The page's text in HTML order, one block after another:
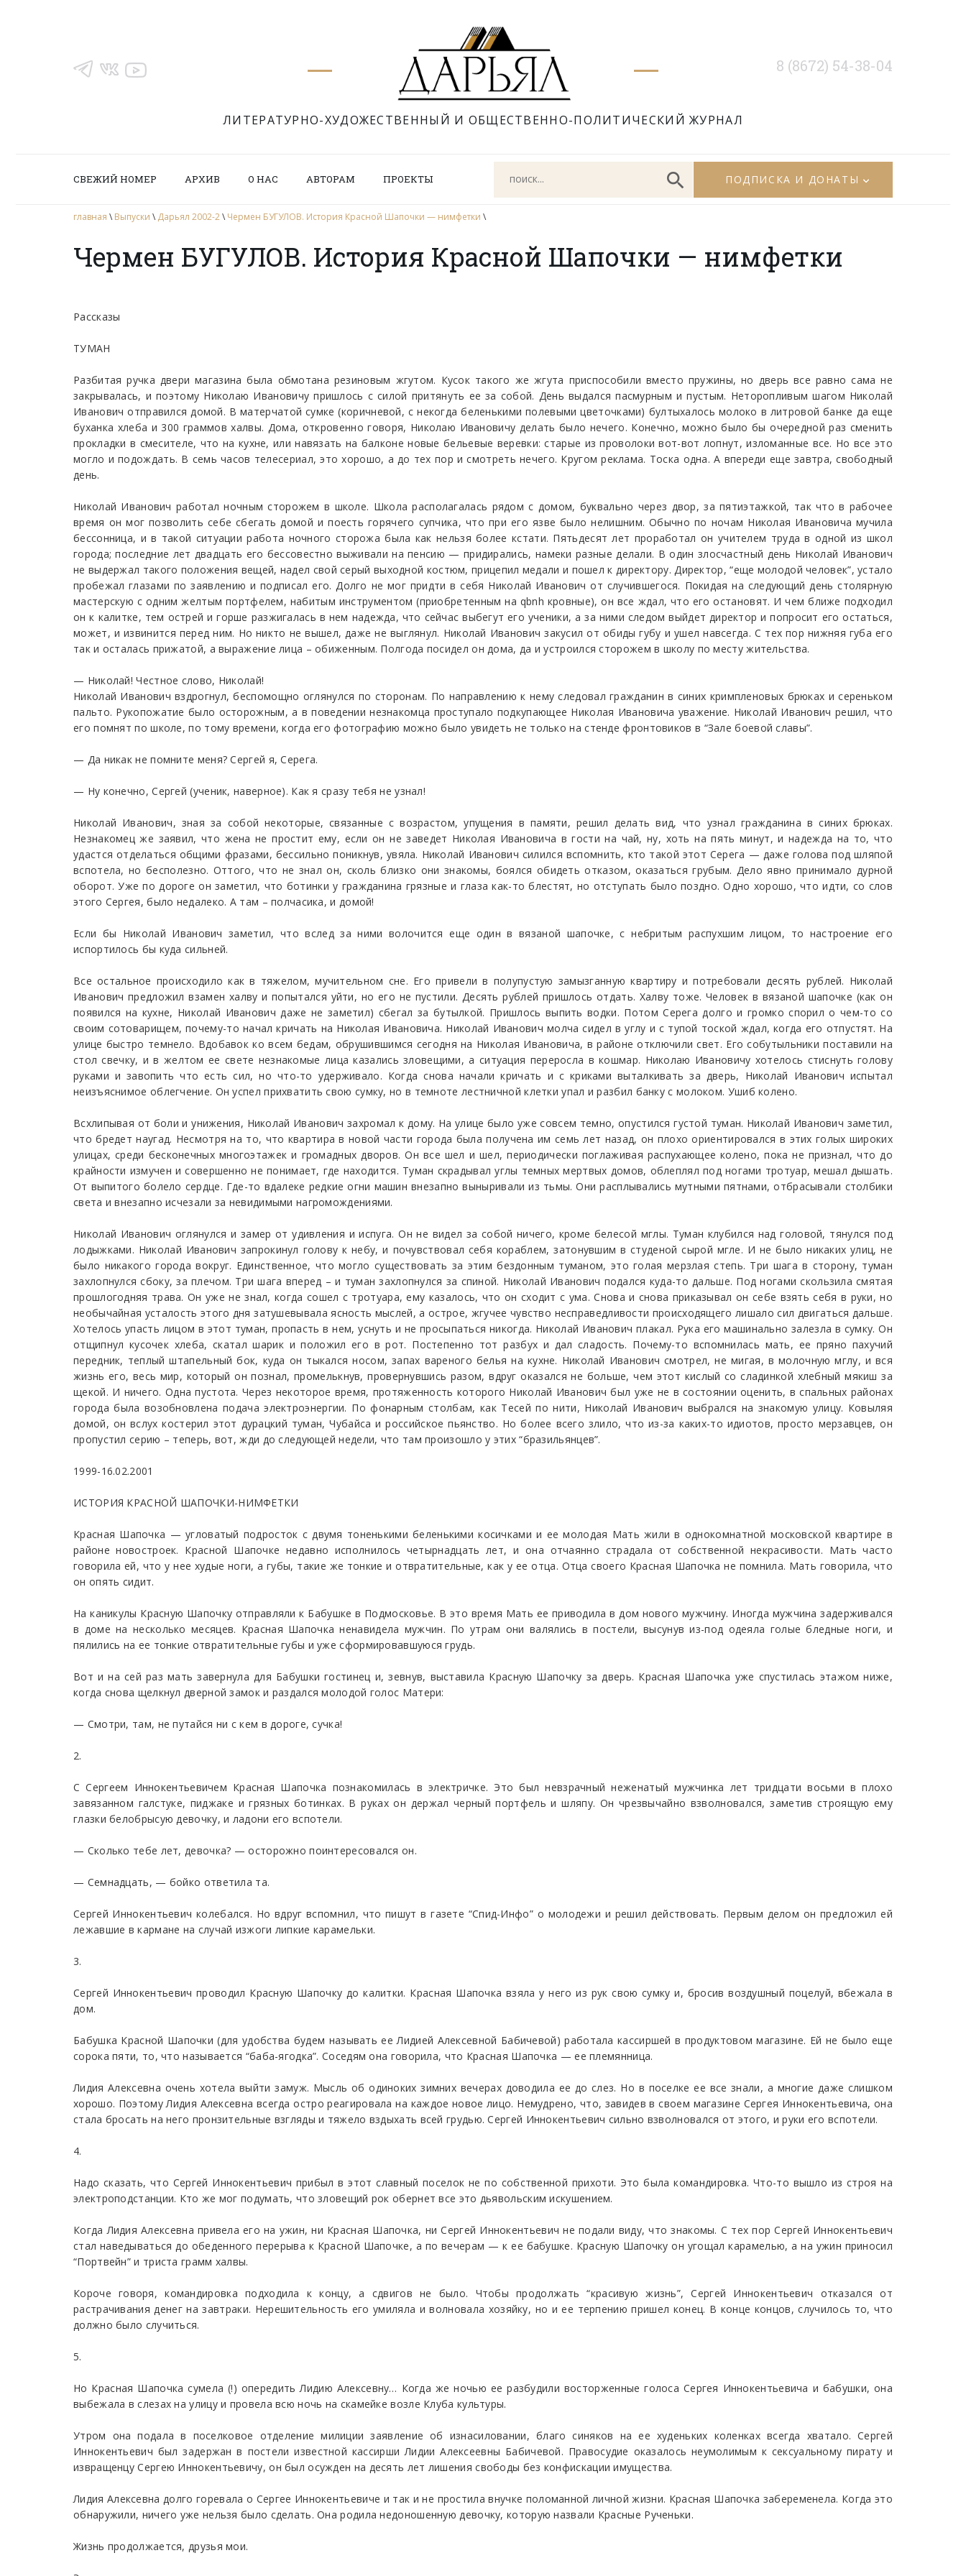
ЛИТЕРАТУРНО-ХУДОЖЕСТВЕННЫЙ И ОБЩЕСТВЕННО-ПОЛИТИЧЕСКИЙ ЖУРНАЛ
8 (8672) 54-38-04
СВЕЖИЙ НОМЕР АРХИВ О НАС АВТОРАМ ПРОЕКТЫ ПОДПИСКА И ДОНАТЫ
главная \ Выпуски \ Дарьял 2002-2\ Чермен БУГУЛОВ. История Красной Шапочки — нимфетки \
Чермен БУГУЛОВ. История Красной Шапочки — нимфетки
Рассказы
ТУМАН
Разбитая ручка двери магазина была обмотана резиновым жгутом. Кусок такого же жгута приспособили вместо пружины, но дверь все равно сама не
закрывалась, и поэтому Николаю Ивановичу пришлось с силой притянуть ее за собой. День выдался пасмурным и пустым. Неторопливым шагом Николай
Иванович отправился домой. В матерчатой сумке (коричневой, с некогда беленькими полевыми цветочками) бултыхалось молоко в литровой банке да еще
буханка хлеба и 300 граммов халвы. Дома, откровенно говоря, Николаю Ивановичу делать было нечего. Конечно, можно было бы очередной раз сменить
прокладки в смесителе, что на кухне, или навязать на балконе новые бельевые веревки: старые из проволоки вот-вот лопнут, изломанные все. Но все это
могло и подождать. В семь часов телесериал, это хорошо, а до тех пор и смотреть нечего. Кругом реклама. Тоска одна. А впереди еще завтра, свободный
день.
Николай Иванович работал ночным сторожем в школе. Школа располагалась рядом с домом, буквально через двор, за пятиэтажкой, так что в рабочее
время он мог позволить себе сбегать домой и поесть горячего супчика, что при его язве было нелишним. Обычно по ночам Николая Ивановича мучила
бессонница, и в такой ситуации работа ночного сторожа была как нельзя более кстати. Пятьдесят лет проработал он учителем труда в одной из школ
города; последние лет двадцать его бессовестно выживали на пенсию — придирались, намеки разные делали. В один злосчастный день Николай Иванович
не выдержал такого положения вещей, надел свой серый выходной костюм, прицепил медали и пошел к директору. Директор, “еще молодой человек”, устало
пробежал глазами по заявлению и подписал его. Долго не мог придти в себя Николай Иванович от случившегося. Покидая на следующий день столярную
мастерскую с одним желтым портфелем, набитым инструментом (приобретенным на qbnh кровные), он все ждал, что его остановят. И чем ближе подходил
он к калитке, тем острей и горше разжигалась в нем надежда, что сейчас выбегут его ученики, а за ними следом выйдет директор и попросит его остаться,
может, и извинится перед ним. Но никто не вышел, даже не выглянул. Николай Иванович закусил от обиды губу и ушел навсегда. С тех пор нижняя губа его
так и осталась прижатой, а выражение лица – обиженным. Полгода посидел он дома, да и устроился сторожем в школу по месту жительства.
— Николай! Честное слово, Николай!
Николай Иванович вздрогнул, беспомощно оглянулся по сторонам. По направлению к нему следовал гражданин в синих кримпленовых брюках и сереньком
пальто. Рукопожатие было осторожным, а в поведении незнакомца проступало подкупающее Николая Ивановича уважение. Николай Иванович решил, что
его помнят по школе, по тому времени, когда его фотографию можно было увидеть не только на стенде фронтовиков в “Зале боевой славы”.
— Да никак не помните меня? Сергей я, Серега.
— Ну конечно, Сергей (ученик, наверное). Как я сразу тебя не узнал!
Николай Иванович, зная за собой некоторые, связанные с возрастом, упущения в памяти, решил делать вид, что узнал гражданина в синих брюках.
Незнакомец же заявил, что жена не простит ему, если он не заведет Николая Ивановича в гости на чай, ну, хоть на пять минут, и надежда на то, что
удастся отделаться общими фразами, бессильно поникнув, увяла. Николай Иванович силился вспомнить, кто такой этот Серега — даже голова под шляпой
вспотела, но бесполезно. Оттого, что не знал он, сколь близко они знакомы, боялся обидеть отказом, оказаться грубым. Дело явно принимало дурной
оборот. Уже по дороге он заметил, что ботинки у гражданина грязные и глаза как-то блестят, но отступать было поздно. Одно хорошо, что идти, со слов
этого Сергея, было недалеко. А там – полчасика, и домой!
Если бы Николай Иванович заметил, что вслед за ними волочится еще один в вязаной шапочке, с небритым распухшим лицом, то настроение его
испортилось бы куда сильней.
Все остальное происходило как в тяжелом, мучительном сне. Его привели в полупустую замызганную квартиру и потребовали десять рублей. Николай
Иванович предложил взамен халву и попытался уйти, но его не пустили. Десять рублей пришлось отдать. Халву тоже. Человек в вязаной шапочке (как он
появился на кухне, Николай Иванович даже не заметил) сбегал за бутылкой. Пришлось выпить водки. Потом Серега долго и громко спорил о чем-то со
своим сотоварищем, почему-то начал кричать на Николая Ивановича. Николай Иванович молча сидел в углу и с тупой тоской ждал, когда его отпустят. На
улице быстро темнело. Вдобавок ко всем бедам, обрушившимся сегодня на Николая Ивановича, в районе отключили свет. Его собутыльники поставили на
стол свечку, и в желтом ее свете незнакомые лица казались зловещими, а ситуация переросла в кошмар. Николаю Ивановичу хотелось стиснуть голову
руками и завопить что есть сил, но что-то удерживало. Когда снова начали кричать и с криками выталкивать за дверь, Николай Иванович испытал
неизъяснимое облегчение. Он успел прихватить свою сумку, но в темноте лестничной клетки упал и разбил банку с молоком. Ушиб колено.
Всхлипывая от боли и унижения, Николай Иванович захромал к дому. На улице было уже совсем темно, опустился густой туман. Николай Иванович заметил,
что бредет наугад. Несмотря на то, что квартира в новой части города была получена им семь лет назад, он плохо ориентировался в этих голых широких
улицах, среди бесконечных многоэтажек и громадных дворов. Он все шел и шел, периодически поглаживая распухающее колено, пока не признал, что до
крайности измучен и совершенно не понимает, где находится. Туман скрадывал углы темных мертвых домов, облеплял под ногами тротуар, мешал дышать.
От выпитого болело сердце. Где-то вдалеке редкие огни машин внезапно выныривали из тьмы. Они расплывались мутными пятнами, отбрасывали столбики
света и внезапно исчезали за невидимыми нагромождениями.
Николай Иванович оглянулся и замер от удивления и испуга. Он не видел за собой ничего, кроме белесой мглы. Туман клубился над головой, тянулся под
лодыжками. Николай Иванович запрокинул голову к небу, и почувствовал себя кораблем, затонувшим в студеной сырой мгле. И не было никаких улиц, не
было никакого города вокруг. Единственное, что могло существовать за этим бездонным туманом, это голая мерзлая степь. Три шага в сторону, туман
захлопнулся сбоку, за плечом. Три шага вперед – и туман захлопнулся за спиной. Николай Иванович подался куда-то дальше. Под ногами скользила смятая
прошлогодняя трава. Он уже не знал, когда сошел с тротуара, ему казалось, что он сходит с ума. Снова и снова приказывал он себе взять себя в руки, но
необычайная усталость этого дня затушевывала ясность мыслей, а острое, жгучее чувство несправедливости происходящего лишало сил двигаться дальше.
Хотелось упасть лицом в этот туман, пропасть в нем, уснуть и не просыпаться никогда. Николай Иванович плакал. Рука его машинально залезла в сумку. Он
отщипнул кусочек хлеба, скатал шарик и положил его в рот. Постепенно тот разбух и дал сладость. Почему-то вспомнилась мать, ее пряно пахучий
передник, теплый штапельный бок, куда он тыкался носом, запах вареного белья на кухне. Николай Иванович смотрел, не мигая, в молочную мглу, и вся
жизнь его, весь мир, который он познал, промелькнув, провернувшись разом, вдруг оказался не больше, чем этот кислый со сладинкой хлебный мякиш за
щекой. И ничего. Одна пустота. Через некоторое время, протяженность которого Николай Иванович был уже не в состоянии оценить, в спальных районах
города была возобновлена подача электроэнергии. По фонарным столбам, как Тесей по нити, Николай Иванович выбрался на знакомую улицу. Ковыляя
домой, он вслух костерил этот дурацкий туман, Чубайса и российское пьянство. Но более всего злило, что из-за каких-то идиотов, просто мерзавцев, он
пропустил серию – теперь, вот, жди до следующей недели, что там произошло у этих “бразильянцев”.
1999-16.02.2001
ИСТОРИЯ КРАСНОЙ ШАПОЧКИ-НИМФЕТКИ
Красная Шапочка — угловатый подросток с двумя тоненькими беленькими косичками и ее молодая Мать жили в однокомнатной московской квартире в
районе новостроек. Красной Шапочке недавно исполнилось четырнадцать лет, и она отчаянно страдала от собственной некрасивости. Мать часто
говорила ей, что у нее худые ноги, а губы, такие же тонкие и отвратительные, как у ее отца. Отца своего Красная Шапочка не помнила. Мать говорила, что
он опять сидит.
На каникулы Красную Шапочку отправляли к Бабушке в Подмосковье. В это время Мать ее приводила в дом нового мужчину. Иногда мужчина задерживался
в доме на несколько месяцев. Красная Шапочка ненавидела мужчин. По утрам они валялись в постели, высунув из-под одеяла голые бледные ноги, и
пялились на ее тонкие отвратительные губы и уже сформировавшуюся грудь.
Вот и на сей раз мать завернула для Бабушки гостинец и, зевнув, выставила Красную Шапочку за дверь. Красная Шапочка уже спустилась этажом ниже,
когда снова щелкнул дверной замок и раздался молодой голос Матери:
— Смотри, там, не путайся ни с кем в дороге, сучка!
2.
С Сергеем Иннокентьевичем Красная Шапочка познакомилась в электричке. Это был невзрачный неженатый мужчинка лет тридцати восьми в плохо
завязанном галстуке, пиджаке и грязных ботинках. В руках он держал черный портфель и шляпу. Он чрезвычайно взволновался, заметив строящую ему
глазки белобрысую девочку, и ладони его вспотели.
— Сколько тебе лет, девочка? — осторожно поинтересовался он.
— Семнадцать, — бойко ответила та.
Сергей Иннокентьевич колебался. Но вдруг вспомнил, что пишут в газете “Спид-Инфо” о молодежи и решил действовать. Первым делом он предложил ей
лежавшие в кармане на случай изжоги липкие карамельки.
3.
Сергей Иннокентьевич проводил Красную Шапочку до калитки. Красная Шапочка взяла у него из рук свою сумку и, бросив воздушный поцелуй, вбежала в
дом.
Бабушка Красной Шапочки (для удобства будем называть ее Лидией Алексевной Бабичевой) работала кассиршей в продуктовом магазине. Ей не было еще
сорока пяти, то, что называется “баба-ягодка”. Соседям она говорила, что Красная Шапочка — ее племянница.
Лидия Алексевна очень хотела выйти замуж. Мысль об одиноких зимних вечерах доводила ее до слез. Но в поселке ее все знали, а многие даже слишком
хорошо. Поэтому Лидия Алексевна всегда остро реагировала на каждое новое лицо. Немудрено, что, завидев в своем магазине Сергея Иннокентьевича, она
стала бросать на него пронзительные взгляды и тяжело вздыхать всей грудью. Сергей Иннокентьевич сильно взволновался от этого, и руки его вспотели.
4.
Надо сказать, что Сергей Иннокентьевич прибыл в этот славный поселок не по собственной прихоти. Это была командировка. Что-то вышло из строя на
электроподстанции. Кто же мог подумать, что зловещий рок обернет все это дьявольским искушением.
Когда Лидия Алексевна привела его на ужин, ни Красная Шапочка, ни Сергей Иннокентьевич не подали виду, что знакомы. С тех пор Сергей Иннокентьевич
стал наведываться до обеденного перерыва к Красной Шапочке, а по вечерам — к ее бабушке. Красную Шапочку он угощал карамелью, а на ужин приносил
“Портвейн” и триста грамм халвы.
Короче говоря, командировка подходила к концу, а сдвигов не было. Чтобы продолжать “красивую жизнь”, Сергей Иннокентьевич отказался от
растрачивания денег на завтраки. Нерешительность его умиляла и волновала хозяйку, но и ее терпению пришел конец. В конце концов, случилось то, что
должно было случиться.
5.
Но Красная Шапочка сумела (!) опередить Лидию Алексевну… Когда же ночью ее разбудили восторженные голоса Сергея Иннокентьевича и бабушки, она
выбежала в слезах на улицу и провела всю ночь на скамейке возле Клуба культуры.
Утром она подала в поселковое отделение милиции заявление об изнасиловании, благо синяков на ее худеньких коленках всегда хватало. Сергей
Иннокентьевич был задержан в постели известной кассирши Лидии Алексеевны Бабичевой. Правосудие оказалось неумолимым к сексуальному пирату и
извращенцу Сергею Иннокентьевичу, он был осужден на десять лет лишения свободы без конфискации имущества.
Лидия Алексевна долго горевала о Сергее Иннокентьевиче и так и не простила внучке поломанной личной жизни. Красная Шапочка забеременела. Когда это
обнаружили, ничего уже нельзя было сделать. Она родила недоношенную девочку, которую назвали Красные Рученьки.
Жизнь продолжается, друзья мои.